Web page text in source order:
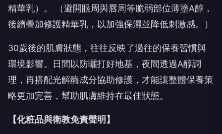
精華乳）。 （避開眼周與唇周等脆弱部位薄塗A醇，
後續疊加修護精華乳，以加強保濕並降低刺激感。）
30歲後的肌膚狀態，往往反映了過往的保養習慣與
環境影響。日間以防曬打好地基，夜間透過A醇調
理，再搭配光解酶成分協助修護，才能讓整體保養策
略更加完善，幫助肌膚維持在最佳狀態。
【化粧品與衛教免責聲明】